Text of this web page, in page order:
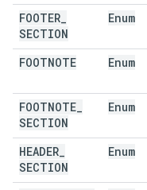
FOOTER
SECTION
Enum
FOOTNOTE Enum
FOOTNOTE
SECTION
Enum
HEADER
SECTION
Enum